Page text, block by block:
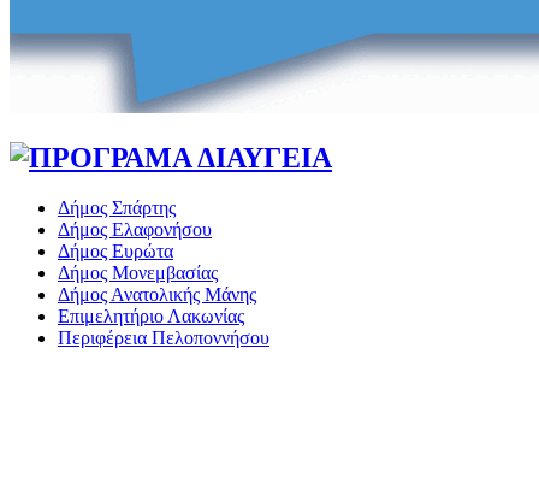
Δήμος Σπάρτης
Δήμος Ελαφονήσου
Δήμος Ευρώτα
Δήμος Μονεμβασίας
Δήμος Ανατολικής Μάνης
Επιμελητήριο Λακωνίας
Περιφέρεια Πελοποννήσου